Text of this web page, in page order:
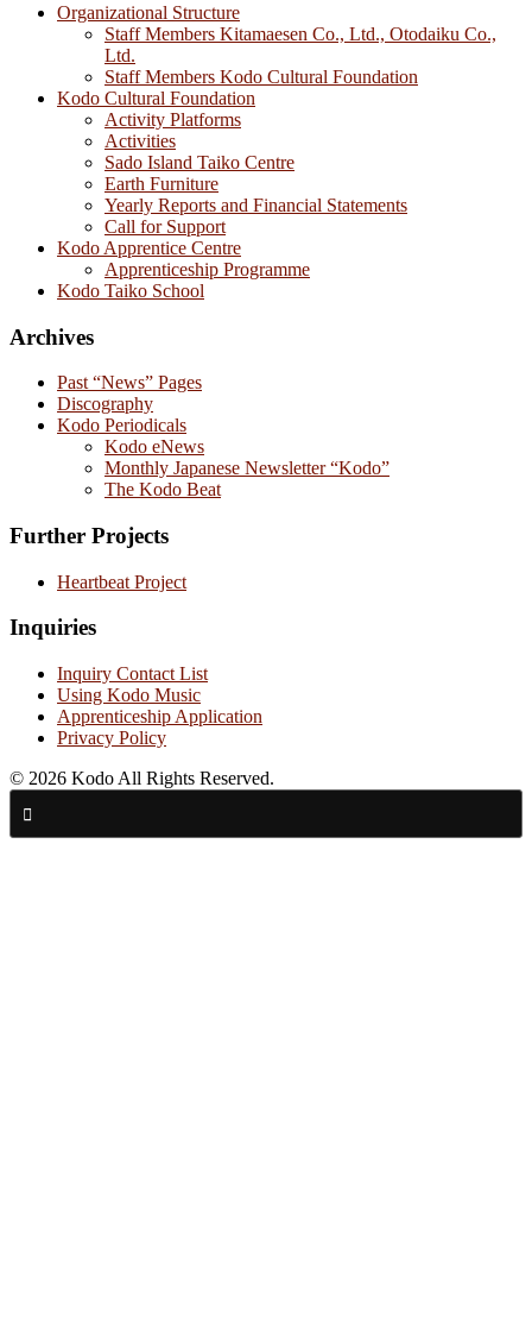
Organizational Structure
Staff Members Kitamaesen Co., Ltd., Otodaiku Co.,
Ltd.
Staff Members Kodo Cultural Foundation
Kodo Cultural Foundation
Activity Platforms
Activities
Sado Island Taiko Centre
Earth Furniture
Yearly Reports and Financial Statements
Call for Support
Kodo Apprentice Centre
Apprenticeship Programme
Kodo Taiko School
Archives
Past “News” Pages
Discography
Kodo Periodicals
Kodo eNews
Monthly Japanese Newsletter “Kodo”
The Kodo Beat
Further Projects
Heartbeat Project
Inquiries
Inquiry Contact List
Using Kodo Music
Apprenticeship Application
Privacy Policy
© 2026 Kodo All Rights Reserved.